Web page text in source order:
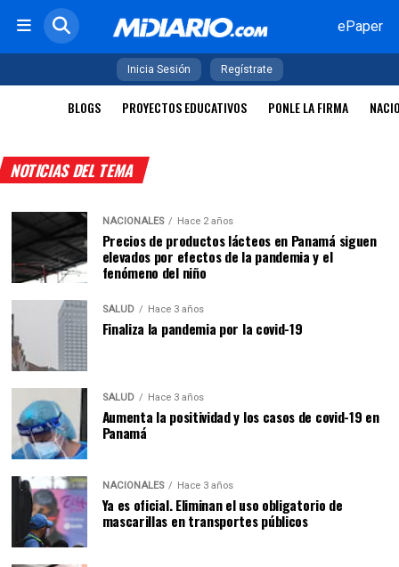
ePaper
Inicia Sesión Regístrate
BLOGS PROYECTOS EDUCATIVOS PONLE LA FIRMA
NOTICIAS DEL TEMA
NACIONALES Hace 2 años
Precios de productos lácteos en Panamá siguen
elevados por efectos de la pandemia y el
fenómeno del niño
SALUD Hace 3 años
Finaliza la pandemia por la covid-19
SALUD Hace 3 años
Aumenta la positividad y los casos de covid-19 en
Panamá
NACIONALES Hace 3 años
Ya es oficial. Eliminan el uso obligatorio de
mascarillas en transportes públicos